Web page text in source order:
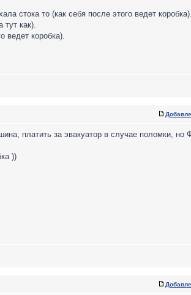
стока то (как себя после этого ведет коробка).
тут как).
ведет коробка).
платить за эвакуатор в случае поломки,
))